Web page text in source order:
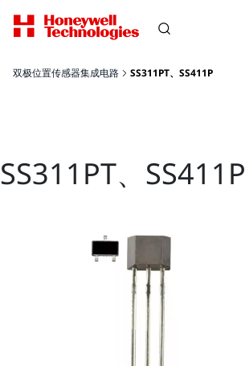
双极位置传感器集成电路 SS311PT、SS411P
SS311PT、SS411P